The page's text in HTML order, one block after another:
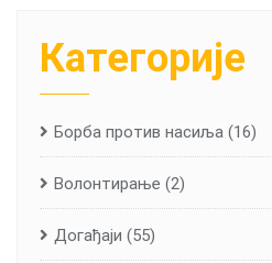
Категорије
Борба против насиља (16)
Волонтирање (2)
Догађаји (55)